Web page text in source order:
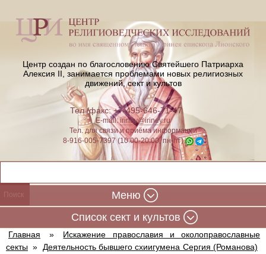
Центр создан по благословению Святейшего Патриарха
Алексия II, занимается проблемами новых религиозных
движений, сект и культов
Тел./факс: +7-495-646-71-47
E-mail:iriney@iriney.ru
Тел. для связи и приёма информации
8-916-005-7397 (10:00-20:00, пн-пт)
Меню
Cписок сект и культов
Главная »
Искажение православия и околоправославные
секты »
Деятельность бывшего схиигумена Сергия (Романова)